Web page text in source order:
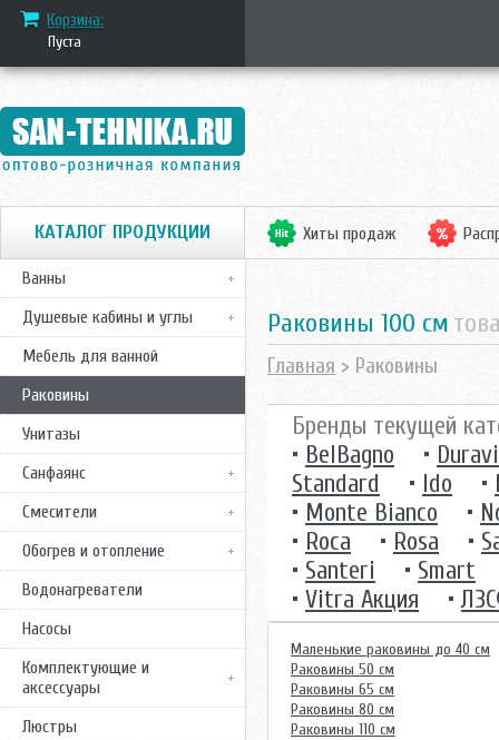
Корзина:
Пуста
КАТАЛОГ ПРОДУКЦИИ
Ванны
Душевые кабины и углы
Мебель для ванной
Раковины
Унитазы
Санфаянс
Смесители
Обогрев и отопление
Водонагреватели
Насосы
Комплектующие и
аксессуары
Люстры
Хиты продаж
Раковины 100 см
Главная > Раковины
Бренды текущей
• BelBagno •
Standard
• Ido •
• Monte Bianco •
• Roca • Rosa •
• Santeri • Smart
• Vitra Акция •
Маленькие раковины до 40 см
Раковины 50 см
Раковины 65 см
Раковины 80 см
Раковины 110 см